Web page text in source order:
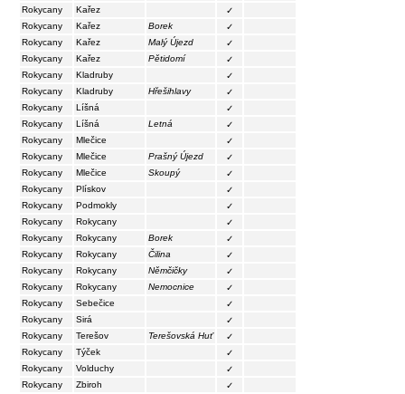
Rokycany
Kařez
✓
Rokycany
Kařez Borek
✓
Rokycany
Kařez Malý Újezd
✓
Rokycany
Kařez Pětidomí
✓
Rokycany
Kladruby
✓
Rokycany
Kladruby Hřešihlavy
✓
Rokycany
Líšná
✓
Rokycany
Líšná Letná
✓
Rokycany
Mlečice
✓
Rokycany
Mlečice Prašný Újezd
✓
Rokycany
Mlečice Skoupý
✓
Rokycany
Plískov
✓
Rokycany
Podmokly
✓
Rokycany
Rokycany
✓
Rokycany
Rokycany Borek
✓
Rokycany
Rokycany Čilina
✓
Rokycany
Rokycany Němčičky
✓
Rokycany
Rokycany Nemocnice
✓
Rokycany
Sebečice
✓
Rokycany
Sirá
✓
Rokycany
Terešov Terešovská Huť
✓
Rokycany
Týček
✓
Rokycany
Volduchy
✓
Rokycany
Zbiroh
✓